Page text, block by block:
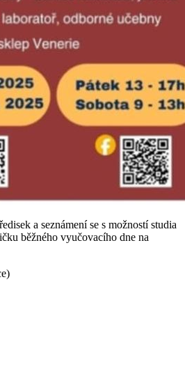
a seznámení se s možností studia
běžného vyučovacího dne na